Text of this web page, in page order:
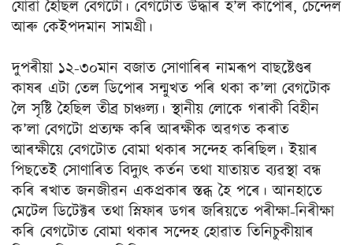
যোৱা হৈছিল বেগটো। বেগটোত উদ্ধাৰ হ’ল কাপোৰ, চেন্দেল
আৰু কেইপদমান সামগ্ৰী।
দুপৰীয়া ১২-৩০মান বজাত সোণাৰিৰ নামৰূপ বাছষ্টেণ্ডৰ
কাষৰ এটা তেল ডিপোৰ সন্মুখত পৰি থকা ক’লা বেগটোক
লৈ সৃষ্টি হৈছিল তীব্ৰ চাঞ্চল্য। স্থানীয় লোকে গৰাকী বিহীন
ক’লা বেগটো প্ৰত্যক্ষ কৰি আৰক্ষীক অৱগত কৰাত
আৰক্ষীয়ে বেগটোত বোমা থকাৰ সন্দেহ কৰিছিল। ইয়াৰ
পিছতেই সোণাৰিত বিদ্যুৎ কৰ্তন তথা যাতায়ত ব্যৱস্থা বন্ধ
কৰি ৰখাত জনজীৱন একপ্ৰকাৰ স্তব্ধ হৈ পৰে। আনহাতে
মেটেল ডিটেক্টৰ তথা স্নিফাৰ ডগৰ জৰিয়তে পৰীক্ষা-নিৰীক্ষা
কৰি বেগটোত বোমা থকাৰ সন্দেহ হোৱাত তিনিচুকীয়াৰ